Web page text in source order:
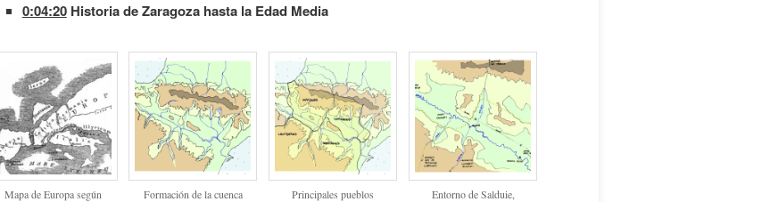
0:04:20Historia de Zaragoza hasta la Edad Media
Mapa de Europa según
Formación de la cuenca
Principales pueblos
Entorno de Salduie,